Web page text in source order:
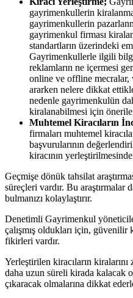
gayrimenkullerin
gayrimenkullerin
gayrimenkul firması
standartların üzerindeki
Gayrimenkullerle ilgili
reklamların ne içermesi
online ve offline mecralar,
ararken nelere dikkat
nedenle gayrimenkulün
kiralanabilmesi için
Muhtemel Kiracıların
firmaları muhtemel
başvurularının
kiracının
Geçmişe dönük tahsilat
süreçleri vardır. Bu araştırmalar
bulmanızı kolaylaştırır.
Denetimli Gayrimenkul
çalışmış oldukları için,
fikirleri vardır.
Yerleştirilen kiracıların kiralarını
daha uzun süreli kirada kalacak
çıkaracak olmalarına dikkat